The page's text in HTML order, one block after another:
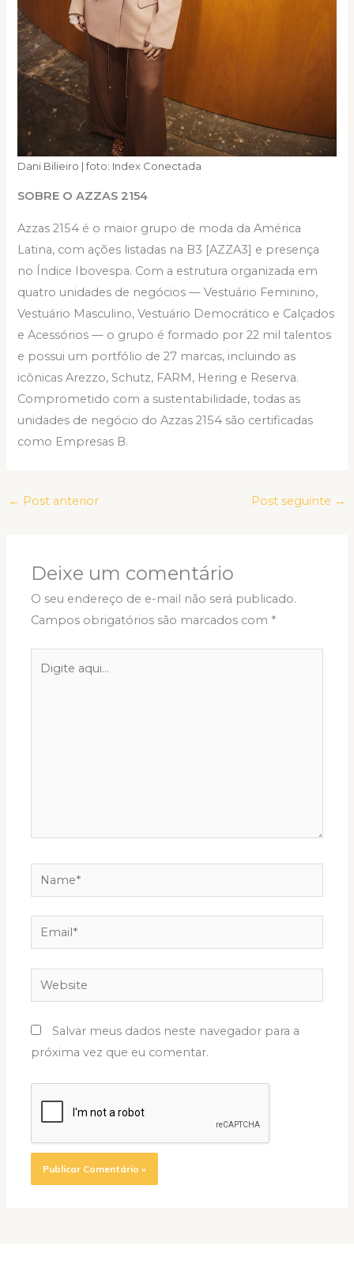
Dani Bilieiro | foto: Index Conectada
SOBRE O AZZAS 2154
Azzas 2154 é o maior grupo de moda da América
Latina, com ações listadas na B3 [AZZA3] e presença
no Índice Ibovespa. Com a estrutura organizada em
quatro unidades de negócios — Vestuário Feminino,
Vestuário Masculino, Vestuário Democrático e Calçados
e Acessórios — o grupo é formado por 22 mil talentos
e possui um portfólio de 27 marcas, incluindo as
icônicas Arezzo, Schutz, FARM, Hering e Reserva.
Comprometido com a sustentabilidade, todas as
unidades de negócio do Azzas 2154 são certificadas
como Empresas B.
← Post anterior Post seguinte →
Deixe um comentário
O seu endereço de e-mail não será publicado.
Campos obrigatórios são marcados com *
aqui...
Name*
Email*
Website
Salvar meus dados neste navegador para a
próxima vez que eu comentar.